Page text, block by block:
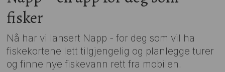
fisker
Nå har vi lansert Napp - for deg som vil ha
fiskekortene lett tilgjengelig og planlegge turer
og finne nye fiskevann rett fra mobilen.